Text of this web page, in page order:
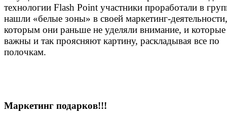
технологии Flash Point участники проработали в
нашли «белые зоны» в своей маркетинг-деятельности,
которым они раньше не уделяли внимание, и которые
важны и так проясняют картину, раскладывая все по
полочкам.
Маркетинг подарков!!!